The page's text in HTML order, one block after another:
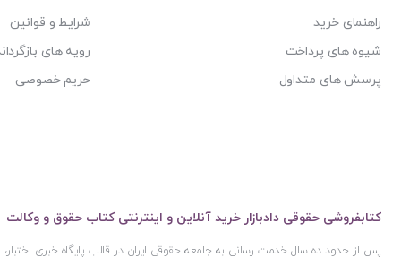
راهنمای خرید
شیوه های پرداخت
پرسش های متداول
شرایط و قوانین
رویه های
حریم خصوصی
کتابفروشی حقوقی دادبازار خرید آنلاین و اینترنتی کتاب حقوق و وکالت
پس از حدود ده سال خدمت رسانی به جامعه حقوقی ایران در قالب پایگاه خبری